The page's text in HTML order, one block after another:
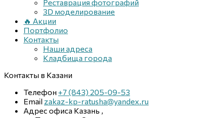
Реставрация фотографий
3D моделирование
🔥 Акции
Портфолио
Контакты
Наши адреса
Кладбища города
Контакты в Казани
Телефон +7 (843) 205-09-53
Email zakaz-kp-ratusha@yandex.ru
Адрес офиса Казань ,